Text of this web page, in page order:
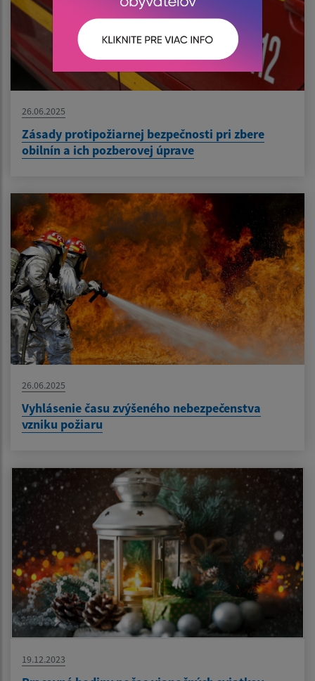
26.06.2025
Zásady protipožiarnej bezpečnosti pri zbere
obilnín a ich pozberovej úprave
26.06.2025
Vyhlásenie času zvýšeného nebezpečenstva
vzniku požiaru
19.12.2023